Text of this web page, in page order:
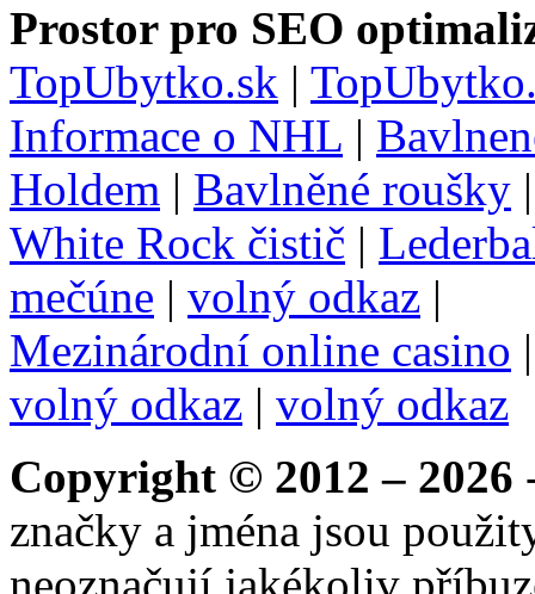
Prostor pro SEO
TopUbytko.sk |
Informace o NHL |
Holdem | Bavlněné roušky
White Rock čistič |
mečúne | volný odkaz |
Mezinárodní online casino
volný odkaz | volný odkaz
Copyright © 2012 – 2026
značky a jména jsou
neoznačují jakékoliv